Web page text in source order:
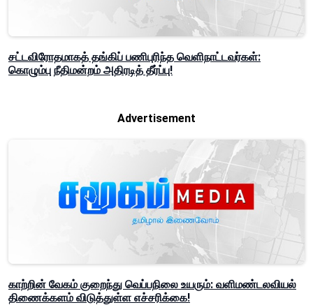
சட்டவிரோதமாகத் தங்கிப் பணிபுரிந்த வெளிநாட்டவர்கள்:
கொழும்பு நீதிமன்றம் அதிரடித் தீர்ப்பு!
Advertisement
காற்றின் வேகம் குறைந்து வெப்பநிலை உயரும்: வளிமண்டலவியல்
திணைக்களம் விடுத்துள்ள எச்சரிக்கை!